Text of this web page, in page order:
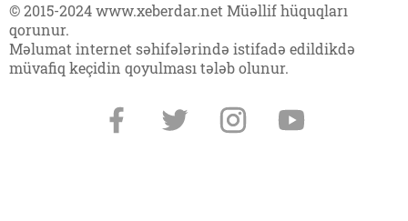
© 2015-2024 www.xeberdar.net Müəllif hüquqları
qorunur.
Məlumat internet səhifələrində istifadə edildikdə
müvafiq keçidin qoyulması tələb olunur.